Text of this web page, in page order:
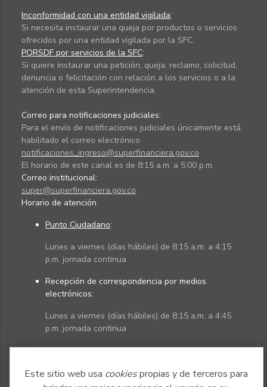
Este sitio web usa cookiespropias y de terceros para
Inconformidad con una entidad vigilada:
Si necesita instaurar una queja por productos o servicios
ofrecidos por una entidad vigilada por la SFC.
PQRSDF por servicios de la SFC:
Si quiere instaurar una petición, queja, reclamo, solicitud,
denuncia o felicitación con relación a los servicios o a la
atención de esta Superintendencia.
Correo para notificaciones judiciales:
Para el envío de notificaciones judiciales únicamente está
habilitado el correo electrónico
notificaciones_ingreso@superfinanciera.gov.co
El horario de este canal es de 8:15 a.m. a 5:00 p.m.
Correo institucional:
super@superfinanciera.gov.co
Horario de atención
Punto Ciudadano:
Lunes a viernes (días hábiles) de 8:15 a.m. a 4:15
p.m. jornada continua
Recepción de correspondencia por medios
electrónicos:
Lunes a viernes (días hábiles) de 8:15 a.m. a 4:45
p.m. jornada continua